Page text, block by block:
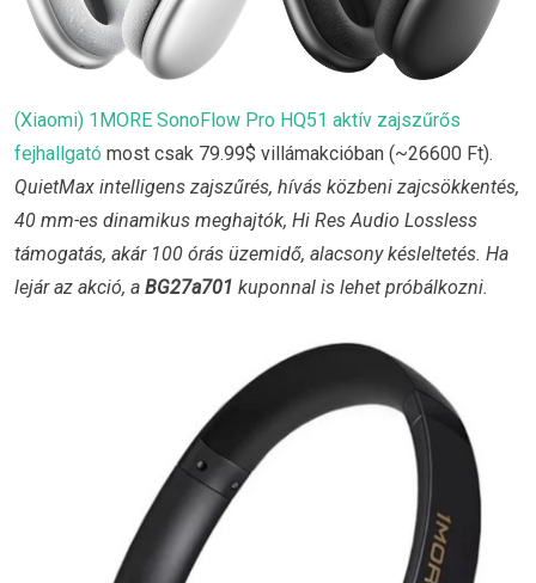
(Xiaomi) 1MORE SonoFlow Pro HQ51 aktív zajszűrős
fejhallgató most csak 79.99$ villámakcióban (~26600 Ft).
QuietMax intelligens zajszűrés, hívás közbeni zajcsökkentés,
40 mm-es dinamikus meghajtók, Hi Res Audio Lossless
támogatás, akár 100 órás üzemidő, alacsony késleltetés. Ha
lejár az akció, a BG27a701 kuponnal is lehet próbálkozni.